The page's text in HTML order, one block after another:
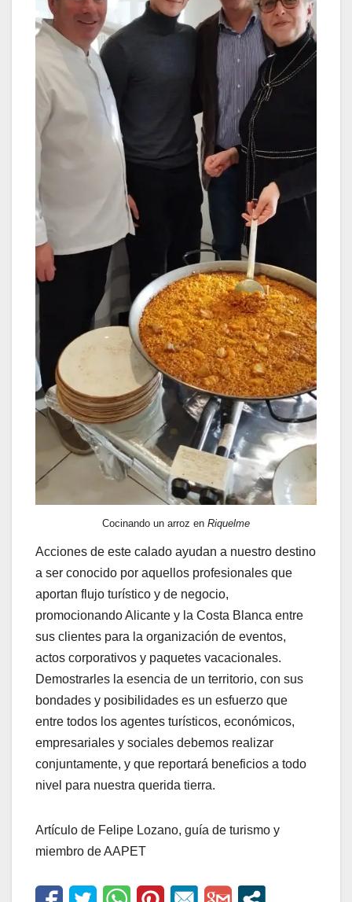
Cocinando un arroz en Riquelme
Acciones de este calado ayudan a nuestro destino
a ser conocido por aquellos profesionales que
aportan flujo turístico y de negocio,
promocionando Alicante y la Costa Blanca entre
sus clientes para la organización de eventos,
actos corporativos y paquetes vacacionales.
Demostrarles la esencia de un territorio, con sus
bondades y posibilidades es un esfuerzo que
entre todos los agentes turísticos, económicos,
empresariales y sociales debemos realizar
conjuntamente, y que reportará beneficios a todo
nivel para nuestra querida tierra.
Artículo de Felipe Lozano, guía de turismo y
miembro de AAPET